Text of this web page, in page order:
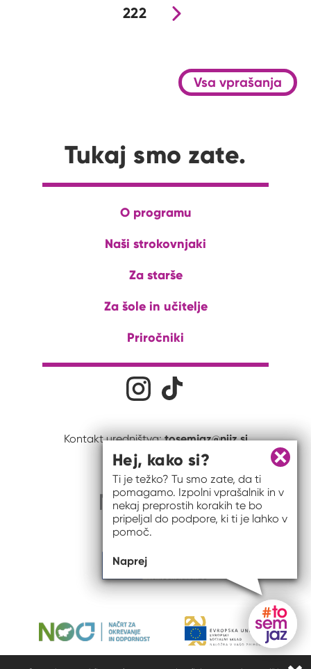
222Nova stran
Vsa vprašanja
Tukaj smo zate.
O programu
Naši strokovnjaki
Za starše
Za šole in učitelje
Priročniki
Družabna omrežjaNa naš Instagram profil
Kontakt uredništva:tosemjaz@nijz.si
Gumb
Zapri
Hej, kako si?
Ti je težko? Tu smo zate, da ti
pomagamo. Izpolni vprašalnik in v
nekaj preprostih korakih te bo
pripeljal do podpore, ki ti je lahko v
pomoč.
Naprej